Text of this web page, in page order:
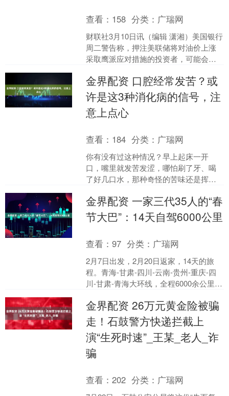
查看： 158 分类： 广瑞网
财联社3月10日讯（编辑 潇湘）美国银行
周二警告称，押注美联储将对油价上涨
采取鹰派应对措施的投资者，可能会误
也可能导致利率维持....
金界配资 口腔经常发苦？或
许是这3种消化病的信号，注
意上点心
查看： 184 分类： 广瑞网
你有没有过这种情况？早上起床一开
口，嘴里就发苦发涩，哪怕刷了牙、喝
了好几口水，那种奇怪的苦味还是挥之
出一股苦味，连好吃的饭菜都....
金界配资 一家三代35人的“春
节大巴”：14天自驾6000公里
查看：97 分类： 广瑞网
2月7日出发，2月20日返家，14天的旅
程。青海-甘肃-四川-云南-贵州-重庆-四
川-甘肃-青海大环线，全程6000余公里。
金界配资 26万元黄金险被骗
走！石鼓警方快递拦截上
演“生死时速”_王某_老人_诈
骗
查看：202 分类： 广瑞网